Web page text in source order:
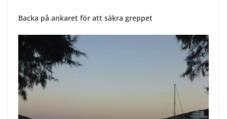
Backa på ankaret för att säkra greppet